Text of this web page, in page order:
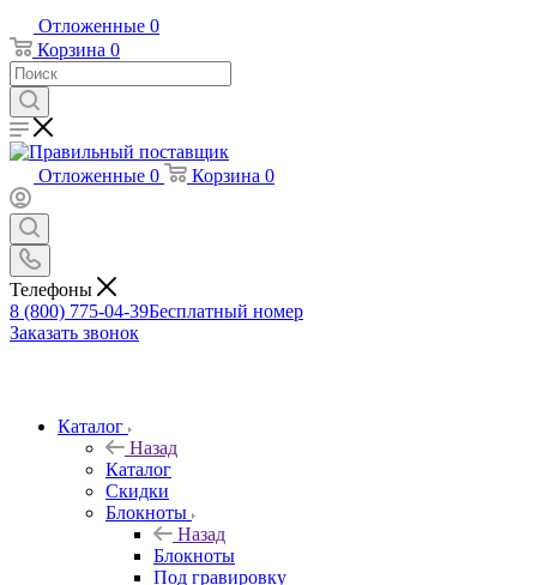
Отложенные 0
Корзина 0
Отложенные 0 Корзина 0
Телефоны
8 (800) 775-04-39Бесплатный номер
Заказать звонок
Каталог
Назад
Каталог
Скидки
Блокноты
Назад
Блокноты
Под гравировку